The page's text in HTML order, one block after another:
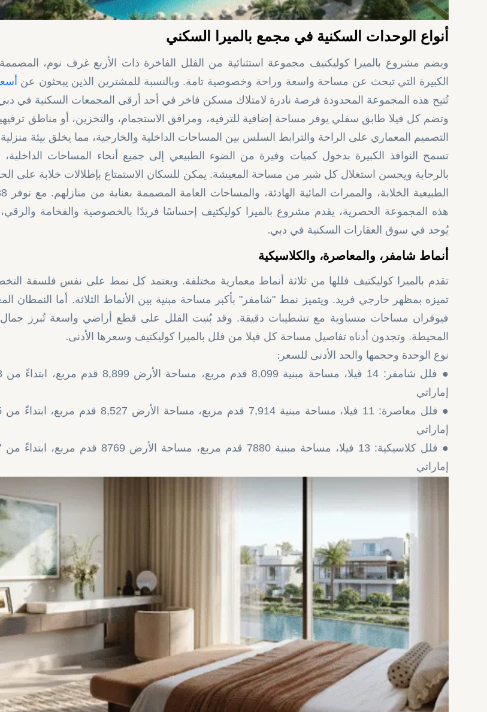
أنواع الوحدات السكنية في مجمع بالميرا السكني
ويضم مشروع بالميرا كوليكتيف مجموعة استثنائية من الفلل الفاخرة ذات الأربع غرف نوم،
الكبيرة التي تبحث عن مساحة واسعة وراحة وخصوصية تامة. وبالنسبة للمشترين الذين يبحثون عن
تُتيح هذه المجموعة المحدودة فرصة نادرة لامتلاك مسكن فاخر في أحد أرقى المجمعات السكنية في
وتضم كل فيلا طابق سفلي يوفر مساحة إضافية للترفيه، ومرافق الاستجمام، والتخزين، أو مناطق
التصميم المعماري على الراحة والترابط السلس بين المساحات الداخلية والخارجية، مما يخلق بيئة
تسمح النوافذ الكبيرة بدخول كميات وفيرة من الضوء الطبيعي إلى جميع أنحاء المساحات الداخلية،
بالرحابة ويحسن استغلال كل شبر من مساحة المعيشة. يمكن للسكان الاستمتاع بإطلالات خلابة على
هذه المجموعة الحصرية، يقدم مشروع بالميرا كوليكتيف إحساسًا فريدًا بالخصوصية والفخامة والرقي،
يُوجد في سوق العقارات السكنية في دبي.
أنماط شامفر، والمعاصرة، والكلاسيكية
تقدم بالميرا كوليكتيف فللها من ثلاثة أنماط معمارية مختلفة. ويعتمد كل نمط على نفس فلسفة
تميزه بمظهر خارجي فريد. ويتميز نمط "شامفر" بأكبر مساحة مبنية بين الأنماط الثلاثة. أما النمطان
فيوفران مساحات متساوية مع تشطيبات دقيقة. وقد بُنيت الفلل على قطع أراضي واسعة تُبرز جمال
المحيطة. وتجدون أدناه تفاصيل مساحة كل فيلا من فلل بالميرا كوليكتيف وسعرها الأدنى.
نوع الوحدة وحجمها والحد الأدنى للسعر :
إماراتي
إماراتي
إماراتي